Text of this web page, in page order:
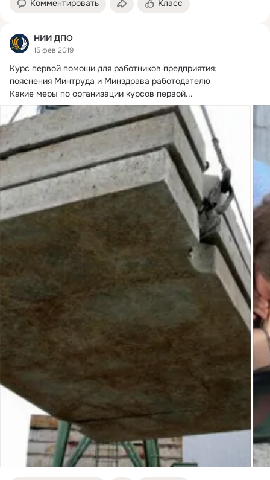
Комментировать Класс
НИИ ДПО
15 фев 2019
Курс первой помощи для работников предприятия:
пояснения Минтруда и Минздрава работодателю
Какие меры по организации курсов первой...